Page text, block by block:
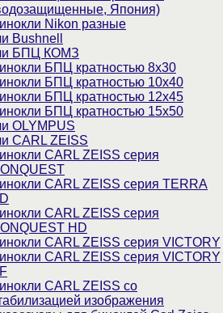
Япония)
Nikon разные
Bushnell
БПЦ КОМЗ
БПЦ кратностью 8х30
БПЦ кратностью 10х40
БПЦ кратностью 12х45
БПЦ кратностью 15х50
OLYMPUS
CARL ZEISS
CARL ZEISS серия
CARL ZEISS серия TERRA
CARL ZEISS серия
HD
CARL ZEISS серия VICTORY
CARL ZEISS серия VICTORY
CARL ZEISS со
изображения